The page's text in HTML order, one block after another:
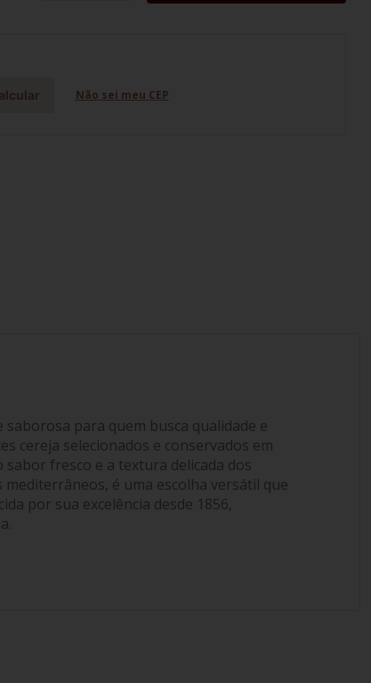
Não sei meu CEP
para quem busca qualidade e
cereja selecionados e conservados em
fresco e a textura delicada dos
é uma escolha versátil que
por sua excelência desde 1856,